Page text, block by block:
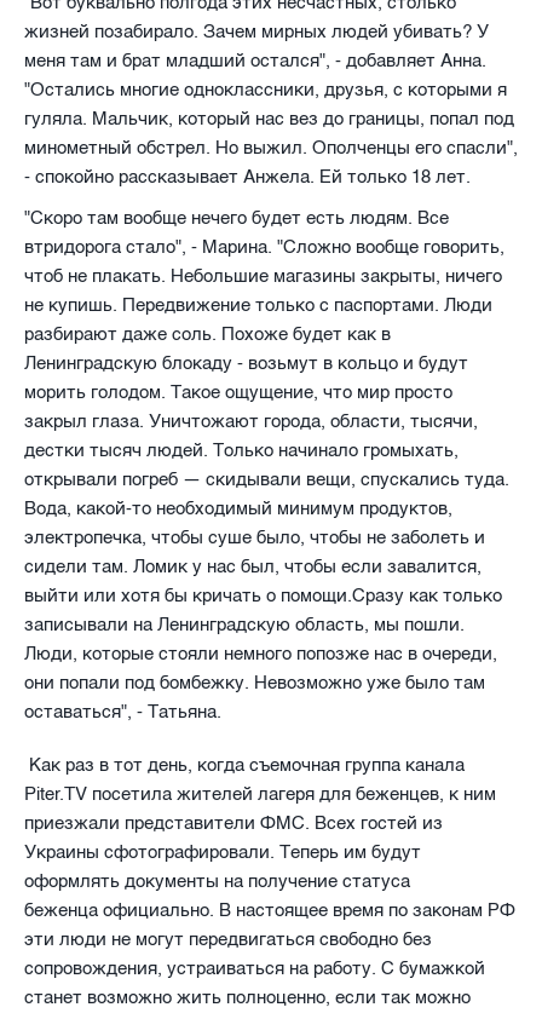
жизней позабирало. Зачем мирных людей убивать? У
меня там и брат младший остался", - добавляет Анна.
"Остались многие одноклассники, друзья, с которыми я
гуляла. Мальчик, который нас вез до границы, попал под
минометный обстрел. Но выжил. Ополченцы его спасли",
- спокойно рассказывает Анжела. Ей только 18 лет.
"Скоро там вообще нечего будет есть людям. Все
втридорога стало", - Марина. "Сложно вообще говорить,
чтоб не плакать. Небольшие магазины закрыты, ничего
не купишь. Передвижение только с паспортами. Люди
разбирают даже соль. Похоже будет как в
Ленинградскую блокаду - возьмут в кольцо и будут
морить голодом. Такое ощущение, что мир просто
закрыл глаза. Уничтожают города, области, тысячи,
дестки тысяч людей. Только начинало громыхать,
открывали погреб — скидывали вещи, спускались туда.
Вода, какой-то необходимый минимум продуктов,
электропечка, чтобы суше было, чтобы не заболеть и
сидели там. Ломик у нас был, чтобы если завалится,
выйти или хотя бы кричать о помощи.Сразу как только
записывали на Ленинградскую область, мы пошли.
Люди, которые стояли немного попозже нас в очереди,
они попали под бомбежку. Невозможно уже было там
оставаться", - Татьяна.
Как раз в тот день, когда съемочная группа канала
Piter.TV посетила жителей лагеря для беженцев, к ним
приезжали представители ФМС. Всех гостей из
Украины сфотографировали. Теперь им будут
оформлять документы на получение статуса
беженца официально. В настоящее время по законам РФ
эти люди не могут передвигаться свободно без
сопровождения, устраиваться на работу. С бумажкой
станет возможно жить полноценно, если так можно